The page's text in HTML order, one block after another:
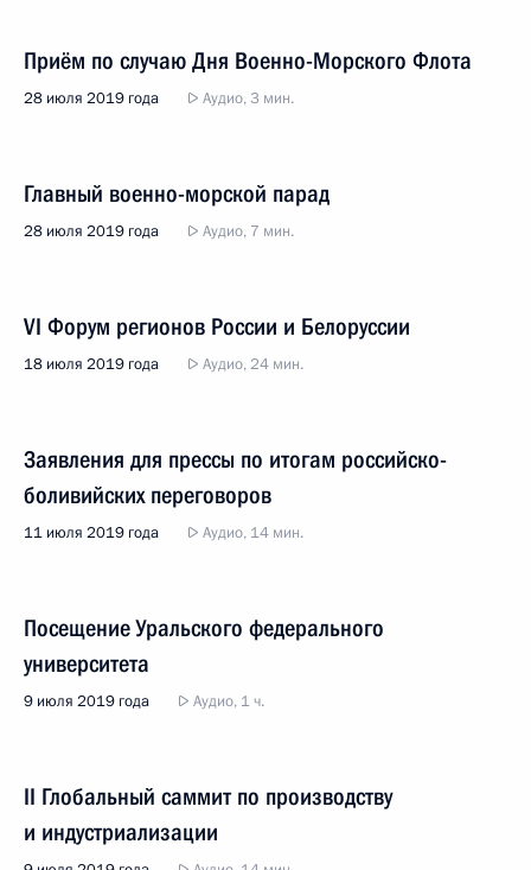
Приём по случаю Дня Военно-Морского Флота
28 июля 2019 года Аудио, 3 мин.
Главный военно-морской парад
28 июля 2019 года Аудио, 7 мин.
VI Форум регионов России и Белоруссии
18 июля 2019 года Аудио, 24 мин.
Заявления для прессы по итогам российско-
боливийских переговоров
11 июля 2019 года Аудио, 14 мин.
Посещение Уральского федерального
университета
9 июля 2019 года Аудио, 1 ч.
II Глобальный саммит по производству
и индустриализации